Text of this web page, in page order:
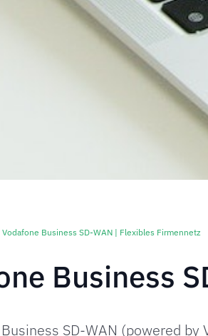
Vodafone Business SD-WAN | Flexibles Firmennetz
Business
SD-WAN (powered